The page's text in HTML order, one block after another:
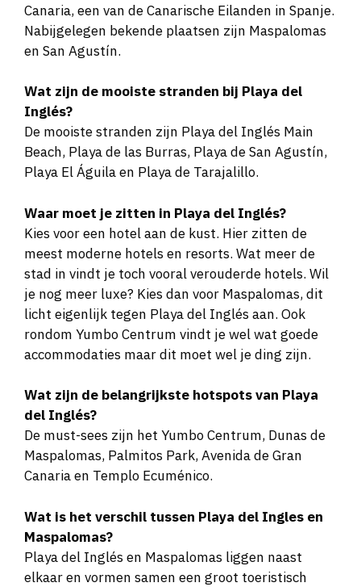
Canaria, een van de Canarische Eilanden in Spanje.
Nabijgelegen bekende plaatsen zijn Maspalomas
en San Agustín.
Wat zijn de mooiste stranden bij Playa del
Inglés?
De mooiste stranden zijn Playa del Inglés Main
Beach, Playa de las Burras, Playa de San Agustín,
Playa El Águila en Playa de Tarajalillo.
Waar moet je zitten in Playa del Inglés?
Kies voor een hotel aan de kust. Hier zitten de
meest moderne hotels en resorts. Wat meer de
stad in vindt je toch vooral verouderde hotels. Wil
je nog meer luxe? Kies dan voor Maspalomas, dit
licht eigenlijk tegen Playa del Inglés aan. Ook
rondom Yumbo Centrum vindt je wel wat goede
accommodaties maar dit moet wel je ding zijn.
Wat zijn de belangrijkste hotspots van Playa
del Inglés?
De must-sees zijn het Yumbo Centrum, Dunas de
Maspalomas, Palmitos Park, Avenida de Gran
Canaria en Templo Ecuménico.
Wat is het verschil tussen Playa del Ingles en
Maspalomas?
Playa del Inglés en Maspalomas liggen naast
elkaar en vormen samen een groot toeristisch